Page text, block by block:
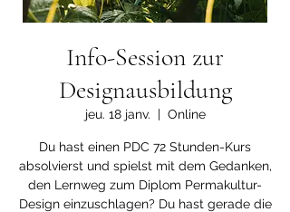
Info-Session zur
Designausbildung
jeu. 18 janv.
  |
Online
Du hast einen PDC 72 Stunden-Kurs
absolvierst und spielst mit dem Gedanken,
den Lernweg zum Diplom Permakultur-
Design einzuschlagen? Du hast gerade die